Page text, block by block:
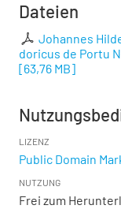
Dateien
Johannes
doricus de Portu
[63,76 MB]
LIZENZ
Public Domain
NUTZUNG
Frei zum